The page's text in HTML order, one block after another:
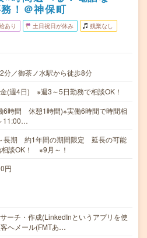
！＠神保町
あり 土日祝日が休み 残業なし
分／御茶ノ水駅から徒歩8分
(週4日) ※週3～5日勤務で相談OK！
6時間 休憩1時間)※実働6時間で時間相
11:00…
長期 約1年間の期間限定 延長の可能
談OK！ ※9月～！
円
ーチ・作成(LinkedInというアプリを使
へメール(FMTあ…